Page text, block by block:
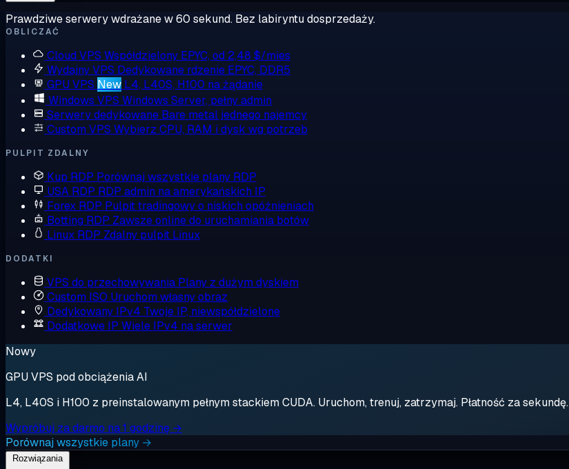
Prawdziwe serwery wdrażane w 60 sekund. Bez labiryntu dosprzedaży.
OBLICZAĆ
Cloud VPS Współdzielony EPYC, od 2,48 $/mies
Wydajny VPS Dedykowane rdzenie EPYC, DDR5
GPU VPS New L4, L40S, H100 na żądanie
Windows VPS Windows Server, pełny admin
Serwery dedykowane Bare metal jednego najemcy
Custom VPS Wybierz CPU, RAM i dysk wg potrzeb
PULPIT ZDALNY
Kup RDP Porównaj wszystkie plany RDP
USA RDP RDP admin na amerykańskich IP
Forex RDP Pulpit tradingowy o niskich opóźnieniach
Botting RDP Zawsze online do uruchamiania botów
Linux RDP Zdalny pulpit Linux
DODATKI
VPS do przechowywania Plany z dużym dyskiem
Custom ISO Uruchom własny obraz
Dedykowany IPv4 Twoje IP, niewspółdzielone
Dodatkowe IP Wiele IPv4 na serwer
Nowy
GPU VPS pod obciążenia AI
L4, L40S i H100 z preinstalowanym pełnym stackiem CUDA. Uruchom, trenuj, zatrzymaj. Płatność za sekundę.
Wypróbuj za darmo na 1 godzinę →
Porównaj wszystkie plany →
Rozwiązania